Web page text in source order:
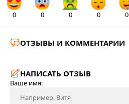
0 0 0 0 0
ОТЗЫВЫ И КОММЕНТАРИИ
НАПИСАТЬ ОТЗЫВ
Ваше имя: